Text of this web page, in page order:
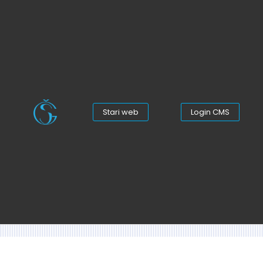
Stari web Login CMS